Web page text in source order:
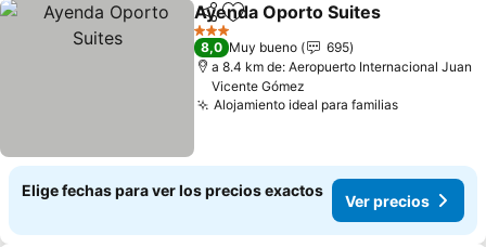
CompartirAgregar a favoritos
Ayenda Oporto Suites
3 Estrellas
8,0 Muy bueno
695
a 8.4 km de: Aeropuerto Internacional Juan
Vicente Gómez
Alojamiento ideal para familiasVer
Elige fechas para ver los precios exactos
Ver precios